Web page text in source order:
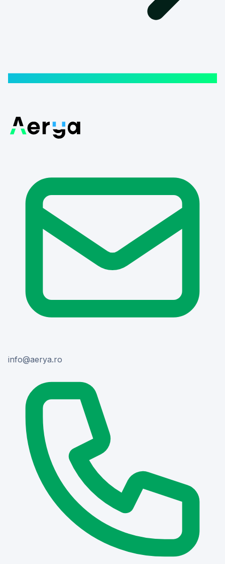
or.ayrea@ofni